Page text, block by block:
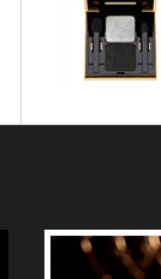
OMBRES À
Ombres 5
Ombres Duo